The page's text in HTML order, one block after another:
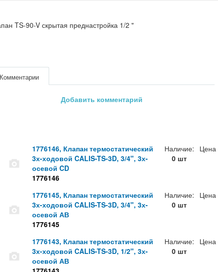
TS-90-V скрытая преднастройка 1/2 "
Добавить комментарий
1776146, Клапан термостатический
3х-ходовой CALIS-TS-3D, 3/4", 3х-
осевой CD
1776146
Наличие:
0 шт
Цена
1776145, Клапан термостатический
3х-ходовой CALIS-TS-3D, 3/4", 3х-
осевой АВ
1776145
Наличие:
0 шт
Цена
1776143, Клапан термостатический
3х-ходовой CALIS-TS-3D, 1/2", 3х-
осевой АВ
Наличие:
0 шт
Цена